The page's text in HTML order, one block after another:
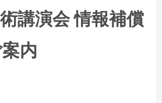
講演会 情報補償
内